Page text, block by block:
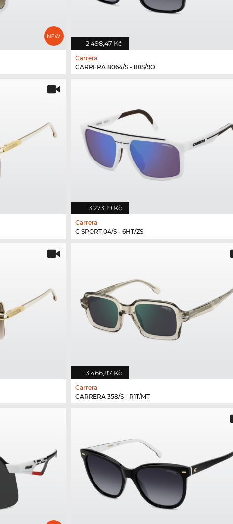
2 498,47 Kč
Carrera
CARRERA 8064/S - 80S/9O
3 273,19 Kč
Carrera
C SPORT 04/S - 6HT/ZS
3 466,87 Kč
Carrera
CARRERA 358/S - R1T/MT